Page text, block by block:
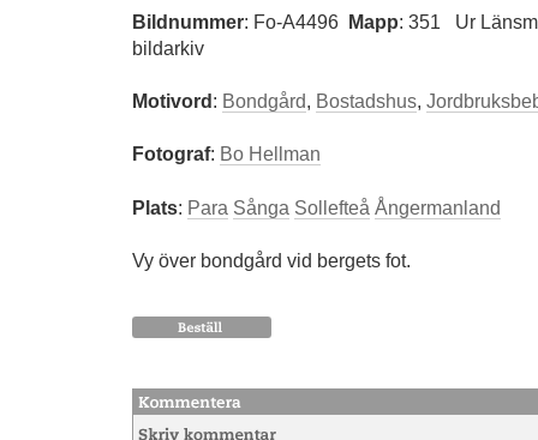
Bildnummer: Fo-A4496 Mapp: 351
Ur
bildarkiv
Motivord: Bondgård, Bostadshus,
Fotograf: Bo Hellman
Plats: Para Sånga Sollefteå Ångermanland
Vy över bondgård vid bergets fot.